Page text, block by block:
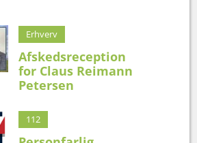
Erhverv
Afskedsreception
for Claus Reimann
Petersen
112